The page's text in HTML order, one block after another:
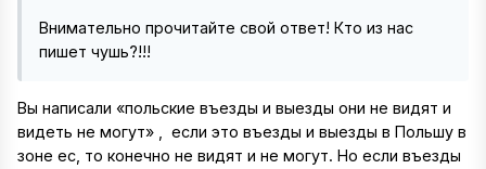
Внимательно прочитайте свой ответ! Кто из нас
пишет чушь?!!!
Вы написали «польские въезды и выезды они не видят и
видеть не могут» , если это въезды и выезды в Польшу в
зоне ес, то конечно не видят и не могут. Но если въезды